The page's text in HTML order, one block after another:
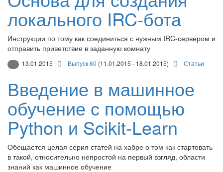
локального IRC-бота
Инструкции по тому как соединиться с нужным IRC-сервером и
отправить приветствие в заданную комнату
13.01.2015 Выпуск 60 (11.01.2015 - 18.01.2015) Статьи
Введение в машинное
обучение с помощью
Python и Scikit-Learn
Обещается целая серия статей на хабре о том как стартовать
в такой, относительно непростой на первый взгляд, области
знаний как машинное обучение